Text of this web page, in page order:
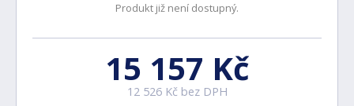
Produkt již není dostupný.
15 157 Kč
12 526 Kč bez DPH